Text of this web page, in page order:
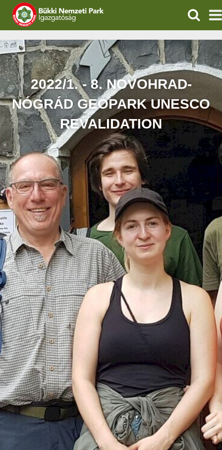
IGAZGATÓSÁG
TERMÉSZETVÉDELEM
VÍZVÉDELEM
ÖKOTURIZMUS
OKTATÁS
GEOPARKOK
KAPCSOLAT
2022/1. - 8. NOVOHRAD-
NÓGRÁD GEOPARK UNESCO
REVALIDATION